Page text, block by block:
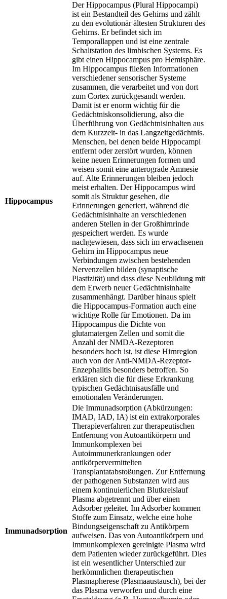
Hippocampus
Der Hippocampus (Plural Hippocampi)
ist ein Bestandteil des Gehirns und zählt
zu den evolutionär ältesten Strukturen des
Gehirns. Er befindet sich im
Temporallappen und ist eine zentrale
Schaltstation des limbischen Systems. Es
gibt einen Hippocampus pro Hemisphäre.
Im Hippocampus fließen Informationen
verschiedener sensorischer Systeme
zusammen, die verarbeitet und von dort
zum Cortex zurückgesandt werden.
Damit ist er enorm wichtig für die
Gedächtniskonsolidierung, also die
Überführung von Gedächtnisinhalten aus
dem Kurzzeit- in das Langzeitgedächtnis.
Menschen, bei denen beide Hippocampi
entfernt oder zerstört wurden, können
keine neuen Erinnerungen formen und
weisen somit eine anterograde Amnesie
auf. Alte Erinnerungen bleiben jedoch
meist erhalten. Der Hippocampus wird
somit als Struktur gesehen, die
Erinnerungen generiert, während die
Gedächtnisinhalte an verschiedenen
anderen Stellen in der Großhirnrinde
gespeichert werden. Es wurde
nachgewiesen, dass sich im erwachsenen
Gehirn im Hippocampus neue
Verbindungen zwischen bestehenden
Nervenzellen bilden (synaptische
Plastizität) und dass diese Neubildung mit
dem Erwerb neuer Gedächtnisinhalte
zusammenhängt. Darüber hinaus spielt
die Hippocampus-Formation auch eine
wichtige Rolle für Emotionen. Da im
Hippocampus die Dichte von
glutamatergen Zellen und somit die
Anzahl der NMDA-Rezeptoren
besonders hoch ist, ist diese Hirnregion
auch von der Anti-NMDA-Rezeptor-
Enzephalitis besonders betroffen. So
erklären sich die für diese Erkrankung
typischen Gedächtnisausfälle und
emotionalen Veränderungen.
Immunadsorption
Die Immunadsorption (Abkürzungen:
IMAD, IAD, IA) ist ein extrakorporales
Therapieverfahren zur therapeutischen
Entfernung von Autoantikörpern und
Immunkomplexen bei
Autoimmunerkrankungen oder
antikörpervermittelten
Transplantatabstoßungen. Zur Entfernung
der pathogenen Substanzen wird aus
einem kontinuierlichen Blutkreislauf
Plasma abgetrennt und über einen
Adsorber geleitet. Im Adsorber kommen
Stoffe zum Einsatz, welche eine hohe
Bindungseigenschaft zu Antikörpern
aufweisen. Das von Autoantikörpern und
Immunkomplexen gereinigte Plasma wird
dem Patienten wieder zurückgeführt. Dies
ist ein wesentlicher Unterschied zur
herkömmlichen therapeutischen
Plasmapherese (Plasmaaustausch), bei der
das Plasma verworfen und durch eine